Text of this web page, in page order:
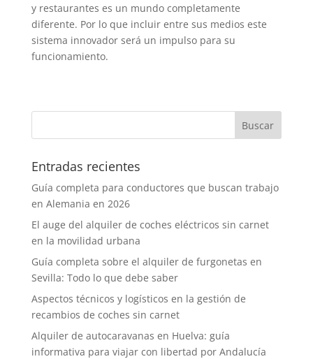
y restaurantes es un mundo completamente
diferente. Por lo que incluir entre sus medios este
sistema innovador será un impulso para su
funcionamiento.
Entradas recientes
Guía completa para conductores que buscan trabajo
en Alemania en 2026
El auge del alquiler de coches eléctricos sin carnet
en la movilidad urbana
Guía completa sobre el alquiler de furgonetas en
Sevilla: Todo lo que debe saber
Aspectos técnicos y logísticos en la gestión de
recambios de coches sin carnet
Alquiler de autocaravanas en Huelva: guía
informativa para viajar con libertad por Andalucía